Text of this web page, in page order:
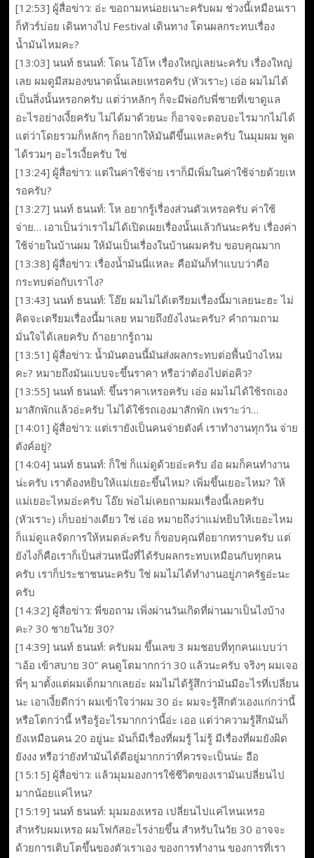
[12:53] ผู้สื่อข่าว: อ่ะ ขอถามหน่อยเนาะครับผม ช่วงนี้เหมือนเรา
ก็ทัวร์บ่อย เดินทางไป Festival เดินทาง โดนผลกระทบเรื่อง
น้ำมันไหมคะ?
[13:03] นนท์ ธนนท์: โดน โอ้โห เรื่องใหญ่เลยนะครับ เรื่องใหญ่
เลย ผมดูมีสมองขนาดนั้นเลยเหรอครับ (หัวเราะ) เอ่อ ผมไม่ได้
เป็นสิ่งนั้นหรอกครับ แต่ว่าหลักๆ ก็จะมีพ่อกับพี่ชายที่เขาดูแล
อะไรอย่างเงี้ยครับ ไม่ได้มาด้วยนะ ก็อาจจะตอบอะไรมากไม่ได้
แต่ว่าโดยรวมก็หลักๆ ก็อยากให้มันดีขึ้นแหละครับ ในมุมผม พูด
ได้รวมๆ อะไรเงี้ยครับ ใช่
[13:24] ผู้สื่อข่าว: แต่ในค่าใช้จ่าย เราก็มีเพิ่มในค่าใช้จ่ายด้วยเห
รอครับ?
[13:27] นนท์ ธนนท์: โห อยากรู้เรื่องส่วนตัวเหรอครับ ค่าใช้
จ่าย… เอาเป็นว่าเราไม่ได้เปิดเผยเรื่องนั้นแล้วกันนะครับ เรื่องค่า
ใช้จ่ายในบ้านผม ให้มันเป็นเรื่องในบ้านผมครับ ขอบคุณมาก
[13:38] ผู้สื่อข่าว: เรื่องน้ำมันนี่แหละ คือมันก็ทำแบบว่าคือ
กระทบต่อกับเราไง?
[13:43] นนท์ ธนนท์: โอ๊ย ผมไม่ได้เตรียมเรื่องนี้มาเลยนะฮะ ไม่
คิดจะเตรียมเรื่องนี้มาเลย หมายถึงยังไงนะครับ? คำถามถาม
มั่นใจได้เลยครับ ถ้าอยากรู้ถาม
[13:51] ผู้สื่อข่าว: น้ำมันตอนนี้มันส่งผลกระทบต่อพื้นบ้างไหม
คะ? หมายถึงมันแบบจะขึ้นราคา หรือว่าต้องไปต่อคิว?
[13:55] นนท์ ธนนท์: ขึ้นราคาเหรอครับ เอ่อ ผมไม่ได้ใช้รถเอง
มาสักพักแล้วอ่ะครับ ไม่ได้ใช้รถเองมาสักพัก เพราะว่า…
[14:01] ผู้สื่อข่าว: แต่เรายังเป็นคนจ่ายตังค์ เราทำงานทุกวัน จ่าย
ตังค์อยู่?
[14:04] นนท์ ธนนท์: ก็ใช่ ก็แม่ดูด้วยอ่ะครับ อ๋อ ผมก็คนทำงาน
น่ะครับ เราต้องหยิบให้แม่เยอะขึ้นไหม? เพิ่มขึ้นเยอะไหม? ให้
แม่เยอะไหมอ่ะครับ โอ๊ย พ่อไม่เคยถามผมเรื่องนี้เลยครับ
(หัวเราะ) เก็บอย่างเดียว ใช่ เอ่อ หมายถึงว่าแม่หยิบให้เยอะไหม
ก็แม่ดูแลจัดการให้หมดล่ะครับ ก็ขอบคุณที่อยากทราบครับ แต่
ยังไงก็คือเราก็เป็นส่วนหนึ่งที่ได้รับผลกระทบเหมือนกับทุกคน
ครับ เราก็ประชาชนนะครับ ใช่ ผมไม่ได้ทำงานอยู่ภาครัฐอ่ะนะ
ครับ
[14:32] ผู้สื่อข่าว: พี่ขอถาม เพิ่งผ่านวันเกิดที่ผ่านมาเป็นไงบ้าง
คะ? 30 ชายในวัย 30?
[14:39] นนท์ ธนนท์: ครับผม ขึ้นเลข 3 ผมชอบที่ทุกคนแบบว่า
“เอ้อ เข้าสบาย 30” คนดูโตมากกว่า 30 แล้วนะครับ จริงๆ ผมเจอ
พี่ๆ มาตั้งแต่ผมเด็กมากเลยอ่ะ ผมไม่ได้รู้สึกว่ามันมีอะไรที่เปลี่ยน
นะ เอาเงี้ยดีกว่า ผมเข้าใจว่าผม 30 อ่ะ ผมจะรู้สึกตัวเองแก่กว่านี้
หรือโตกว่านี้ หรือรู้อะไรมากกว่านี้อ่ะ เออ แต่ว่าความรู้สึกมันก็
ยังเหมือนคน 20 อยู่นะ มันก็มีเรื่องที่ผมรู้ ไม่รู้ มีเรื่องที่ผมยังผิด
ยังงง หรือว่ายังทำมันได้ดีอยู่มากกว่าที่ควรจะเป็นน่ะ อือ
[15:15] ผู้สื่อข่าว: แล้วมุมมองการใช้ชีวิตของเรามันเปลี่ยนไป
มากน้อยแค่ไหน?
[15:19] นนท์ ธนนท์: มุมมองเหรอ เปลี่ยนไปแค่ไหนเหรอ
สำหรับผมเหรอ ผมโฟกัสอะไรง่ายขึ้น สำหรับในวัย 30 อาจจะ
ด้วยการเติบโตขึ้นของตัวเราเอง ของการทำงาน ของการที่เรา